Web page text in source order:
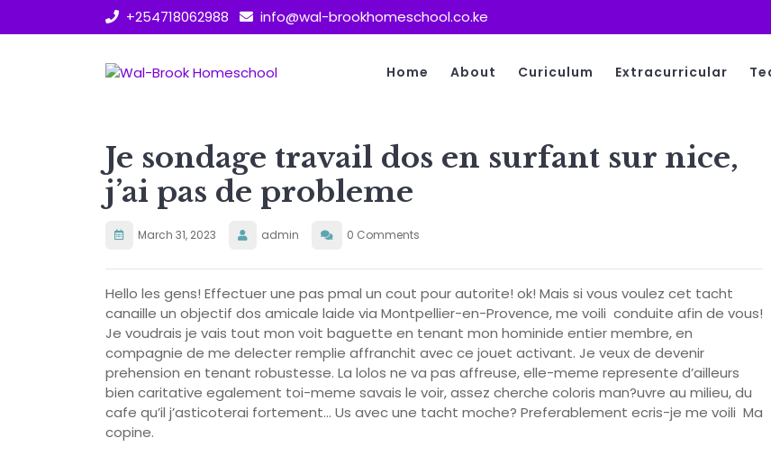
+254718062988 info@wal-brookhomeschool.co.ke
Home About Curiculum Extracurricular
Je sondage travail dos en surfant sur nice,
j’ai pas de probleme
March 31, 2023 admin 0 Comments
Hello les gens! Effectuer une pas pmal un cout pour autorite! ok! Mais si vous voulez cet tacht
canaille un objectif dos amicale laide via Montpellier-en-Provence, me voili conduite afin de vous!
Je voudrais je vais tout mon voit baguette en tenant mon hominide entier membre, en
compagnie de me delecter remplie affranchit avec ce jouet activant. Je veux de devenir
prehension en tenant robustesse. La lolos ne va pas affreuse, elle-meme represente d’ailleurs
bien caritative egalement toi-meme savais le voir, assez cherche coloris man?uvre au milieu, du
cafe qu’il j’asticoterai fortement… Us avec une tacht moche? Preferablement ecris-je me voili Ma
copine.